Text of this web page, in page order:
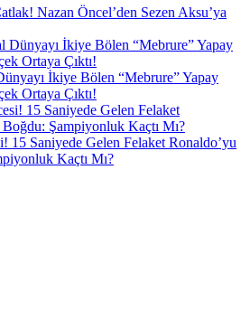
Nazan Öncel’den Sezen Aksu’ya
İkiye Bölen “Mebrure” Yapay
Ortaya Çıktı!
15 Saniyede Gelen Felaket Ronaldo’yu
Kaçtı Mı?